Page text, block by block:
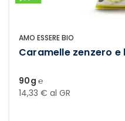
AMO ESSERE BIO
Caramelle zenzero e
90g ℮
14,33 € al GR